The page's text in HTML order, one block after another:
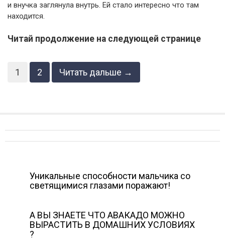
и внучка заглянула внутрь. Ей стало интересно что там
находится.
Читай продолжение на следующей странице
1 2 Читать дальше →
Уникальные способности мальчика со
светящимися глазами поражают!
А ВЫ ЗНАЕТЕ ЧТО АВАКАДО МОЖНО
ВЫРАСТИТЬ В ДОМАШНИХ УСЛОВИЯХ
?